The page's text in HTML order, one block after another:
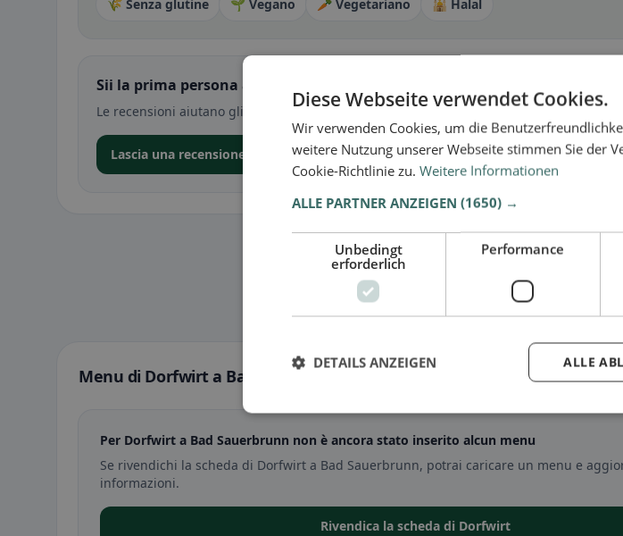
🌾 Senza glutine 🌱 Vegano 🥕 Vegetariano 🕌 Halal
Sii la prima persona a condividere la tua esperienza
Le recensioni aiutano gli altri a decidere — soprattutto per senza glutine, vegano,
Lascia una recensione nell’app
Menu di Dorfwirt a Bad Sauerbrunn
Per Dorfwirt a Bad Sauerbrunn non è ancora stato inserito alcun menu
Se rivendichi la scheda di Dorfwirt a Bad Sauerbrunn, potrai caricare un menu e
informazioni.
Rivendica la scheda di Dorfwirt
Diese Webseite verwendet Cookies.
Wir verwenden Cookies, um die
weitere Nutzung unserer Webseite stimmen Sie der
Cookie-Richtlinie zu. Weitere Informationen
ALLE PARTNER ANZEIGEN (1650) →
Unbedingt
erforderlich
Performance
ALLE
DETAILS ANZEIGEN